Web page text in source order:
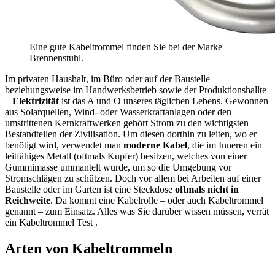
Eine gute Kabeltrommel finden Sie bei der Marke
Brennenstuhl.
Im privaten Haushalt, im Büro oder auf der Baustelle
beziehungsweise im Handwerksbetrieb sowie der Produktionshallte
– Elektrizität ist das A und O unseres täglichen Lebens. Gewonnen
aus Solarquellen, Wind- oder Wasserkraftanlagen oder den
umstrittenen Kernkraftwerken gehört Strom zu den wichtigsten
Bestandteilen der Zivilisation. Um diesen dorthin zu leiten, wo er
benötigt wird, verwendet man moderne Kabel, die im Inneren ein
leitfähiges Metall (oftmals Kupfer) besitzen, welches von einer
Gummimasse ummantelt wurde, um so die Umgebung vor
Stromschlägen zu schützen. Doch vor allem bei Arbeiten auf einer
Baustelle oder im Garten ist eine Steckdose oftmals nicht in
Reichweite. Da kommt eine Kabelrolle – oder auch Kabeltrommel
genannt – zum Einsatz. Alles was Sie darüber wissen müssen, verrät
ein Kabeltrommel Test .
Arten von Kabeltrommeln